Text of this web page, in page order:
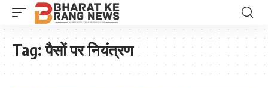
Tag:पैसों पर नियंत्रण